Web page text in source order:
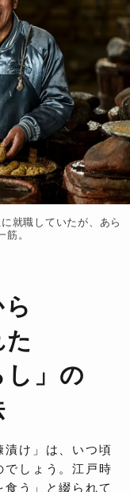
就職していたが、あら
筋。
し」の
漬け」は、いつ頃
でしょう。江戸時
う」と綴られて